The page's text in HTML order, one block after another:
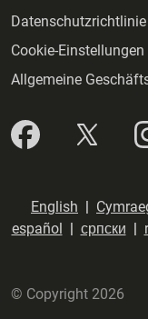
Datenschutzrichtlinie
Cookie-Einstellungen
Allgemeine
English
español
српски
© Copyright 2026